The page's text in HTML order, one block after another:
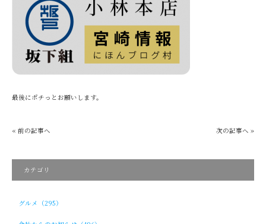
最後にポチっとお願いします。
« 前の記事へ 次の記事へ »
カテゴリ
グルメ（295）